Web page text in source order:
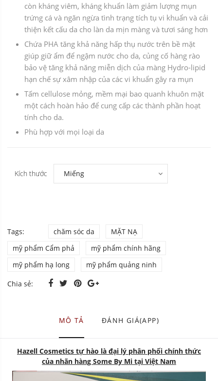
còn kháng viêm, kháng khuẩn làm giảm lượng mụn
trứng cá và ngăn ngừa tình trạng tích tụ vi khuẩn và cải
thiện kết cấu da cho làn da mịn màng và tươi sáng hơn
Chứa PHA tăng khả năng hấp thụ nước trên bề mặt
giúp giữ ẩm để ngậm nước cho da, củng cố hàng rào
bảo vệ tăng khả năng miễn dịch của màng Hydro-lipid
hạn chế sự xâm nhập của các vi khuẩn gây ra mụn
Tấm cellulose mỏng, mềm mại bao quanh khuôn mặt
một cách hoàn hảo để cung cấp các thành phần hoạt
tính cho da.
Phù hợp với mọi loại da
Kích thước
Tags: chăm sóc da
MẶT NẠ
mỹ phẩm Cẩm phả
mỹ phẩm chính hãng
mỹ phẩm hạ long
mỹ phẩm quảng ninh
Chia sẻ:
MÔ TẢ ĐÁNH GIÁ(APP)
Hazell Cosmetics tự hào là đại lý phân phối chính thức
của nhãn hàng Some By Mi tại Việt Nam